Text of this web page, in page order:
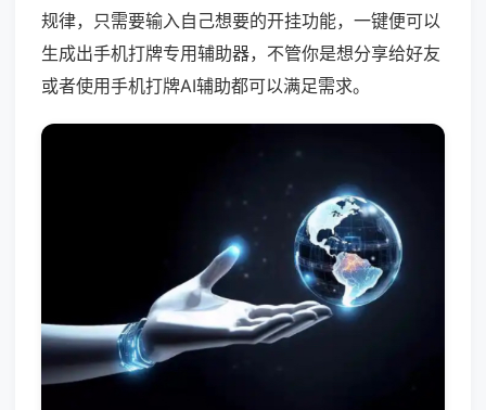
规律，只需要输入自己想要的开挂功能，一键便可以
生成出手机打牌专用辅助器，不管你是想分享给好友
或者使用手机打牌AI辅助都可以满足需求。